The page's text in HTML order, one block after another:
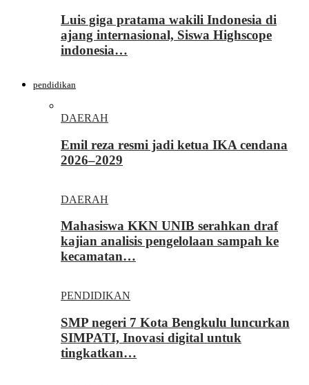
Luis giga pratama wakili Indonesia di
ajang internasional, Siswa Highscope
indonesia…
pendidikan
DAERAH
Emil reza resmi jadi ketua IKA cendana
2026–2029
DAERAH
Mahasiswa KKN UNIB serahkan draf
kajian analisis pengelolaan sampah ke
kecamatan…
PENDIDIKAN
SMP negeri 7 Kota Bengkulu luncurkan
SIMPATI, Inovasi digital untuk
tingkatkan…